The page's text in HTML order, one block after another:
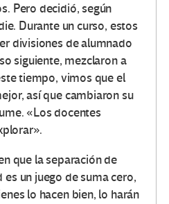
Pero decidió, según
Durante un curso, estos
divisiones de alumnado
siguiente, mezclaron a
tiempo, vimos que el
así que cambiaron su
«Los docentes
que la separación de
un juego de suma cero,
lo hacen bien, lo harán